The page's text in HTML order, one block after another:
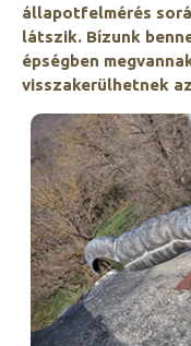
állapotfelmérés
látszik. Bízunk
épségben
visszakerülhetnek